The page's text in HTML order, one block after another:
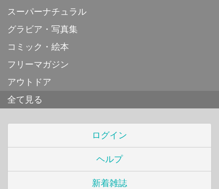
スーパーナチュラル
グラビア・写真集
コミック・絵本
フリーマガジン
アウトドア
全て見る
ログイン
ヘルプ
新着雑誌